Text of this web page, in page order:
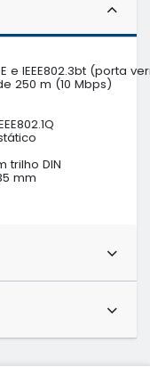
e IEEE802.3bt (porta
250 m (10 Mbps)
trilho DIN